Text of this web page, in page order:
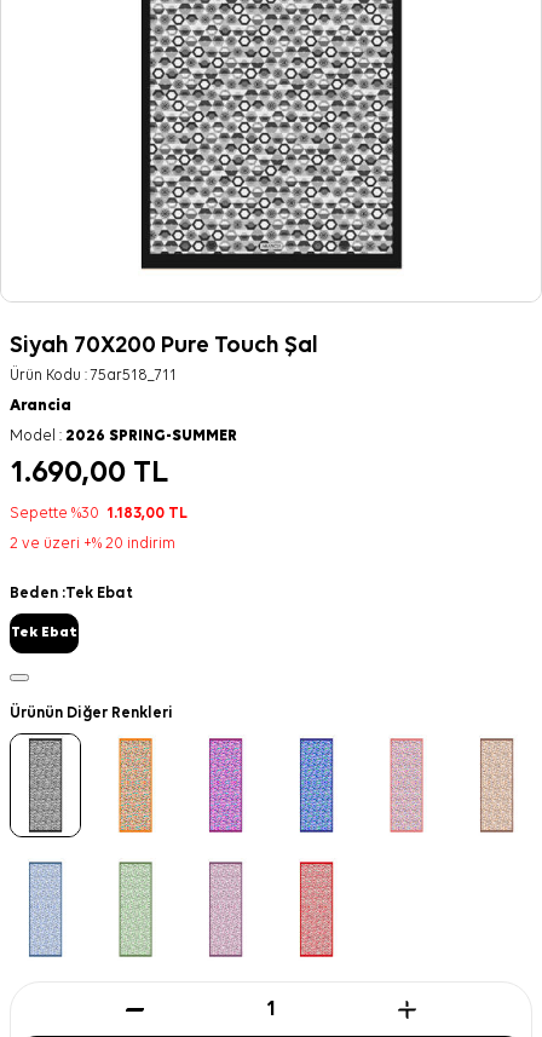
Siyah 70X200 Pure Touch Şal
Ürün Kodu :75ar518_711
Arancia
Model : 2026 SPRING-SUMMER
1.690,00 TL
Sepette %30 1.183,00 TL
2 ve üzeri +% 20 indirim
Beden :Tek Ebat
Tek Ebat
Ürünün Diğer Renkleri